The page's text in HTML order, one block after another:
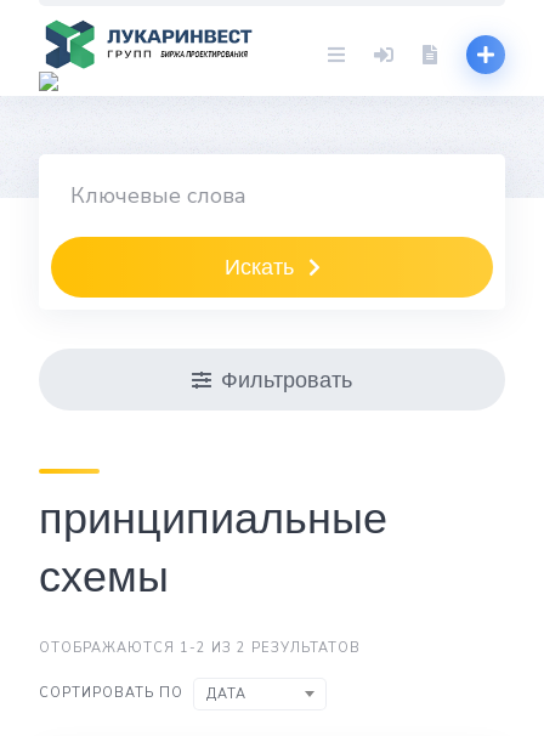
content
Искать
Фильтровать
принципиальные
схемы
ОТОБРАЖАЮТСЯ 1-2 ИЗ 2 РЕЗУЛЬТАТОВ
СОРТИРОВАТЬ ПО ДАТА